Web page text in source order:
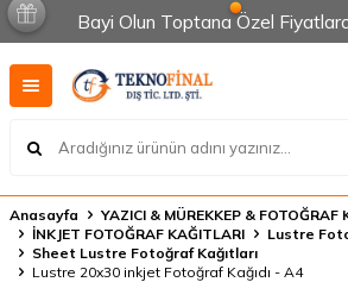
Bayi Olun Toptana Özel
Anasayfa
YAZICI & MÜREKKEP & FOTOĞRAF
İNKJET FOTOĞRAF KAĞITLARI
Lustre
Sheet Lustre Fotoğraf Kağıtları
Lustre 20x30 inkjet Fotoğraf Kağıdı - A4